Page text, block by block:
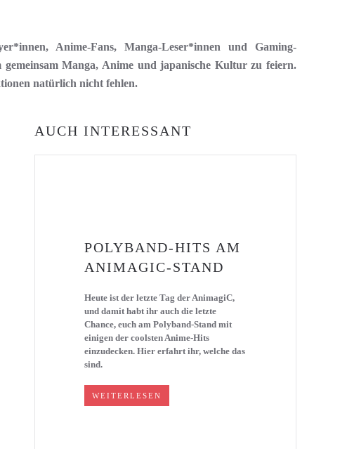
Anime-Fans, Manga-Leser*innen und Gaming-
Manga, Anime und japanische Kultur zu feiern.
natürlich nicht fehlen.
AUCH INTERESSANT
POLYBAND-HITS AM
ANIMAGIC-STAND
Heute ist der letzte Tag der AnimagiC,
und damit habt ihr auch die letzte
Chance, euch am Polyband-Stand mit
einigen der coolsten Anime-Hits
einzudecken. Hier erfahrt ihr, welche das
sind.
WEITERLESEN